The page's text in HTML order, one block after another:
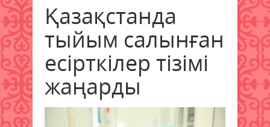
Қазақстанда
тыйым салынған
есірткілер тізімі
жаңарды